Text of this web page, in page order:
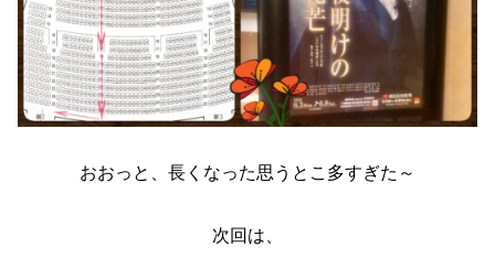
おおっと、長くなった思うとこ多すぎた～
次回は、